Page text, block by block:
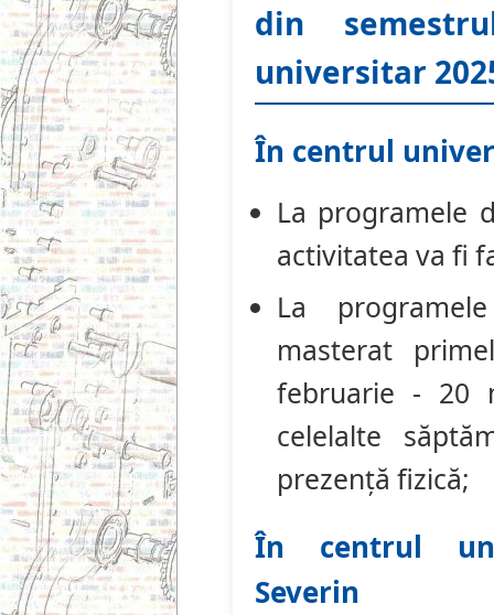
din
universitar
În centrul
La programele
activitatea va fi
La
masterat
februarie - 20
celelalte
prezență fizică;
În centrul
Severin